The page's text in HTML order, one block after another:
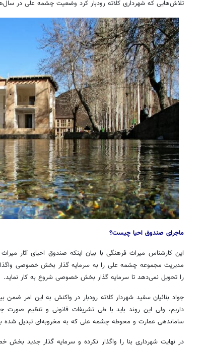
تلاش‌هایی که شهرداری کلاته رودبار کرد وضعیت چشمه علی در
ماجرای صندوق احیا چیست؟
این کارشناس میراث فرهنگی با بیان اینکه صندوق احیای آثار
مدیریت مجموعه چشمه علی را به سرمایه گذار بخش خصوصی واگذار
را تحویل نمی‌دهد تا سرمایه گذار بخش خصوصی شروع به کار نماید.
جواد بنائیان سفید شهردار کلاته رودبار در واکنش به این امر ضمن
داریم، ولی این روند باید با طی تشریفات قانونی و تنظیم
ساماندهی عمارت و محوطه چشمه علی که به مخروبه‌ای تبدیل شده بود، ۱۲ میلیارد تومان هزینه
در نهایت شهرداری بنا را واگذار نکرده و سرمایه گذار جدید بخش